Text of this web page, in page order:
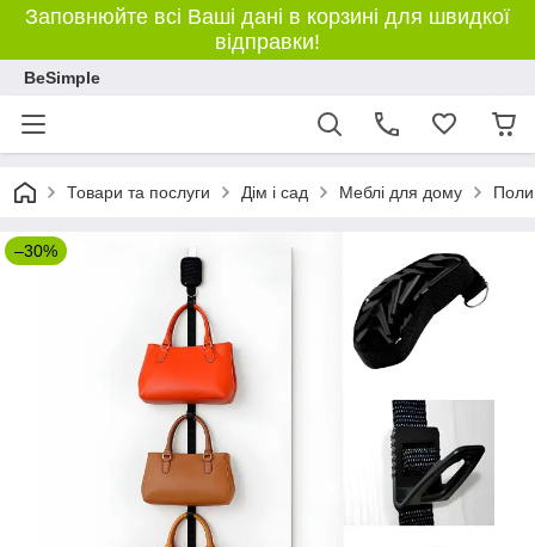
Заповнюйте всі Ваші дані в корзині для швидкої
відправки!
BeSimple
Товари та послуги Дім і сад Меблі для дому
–30%